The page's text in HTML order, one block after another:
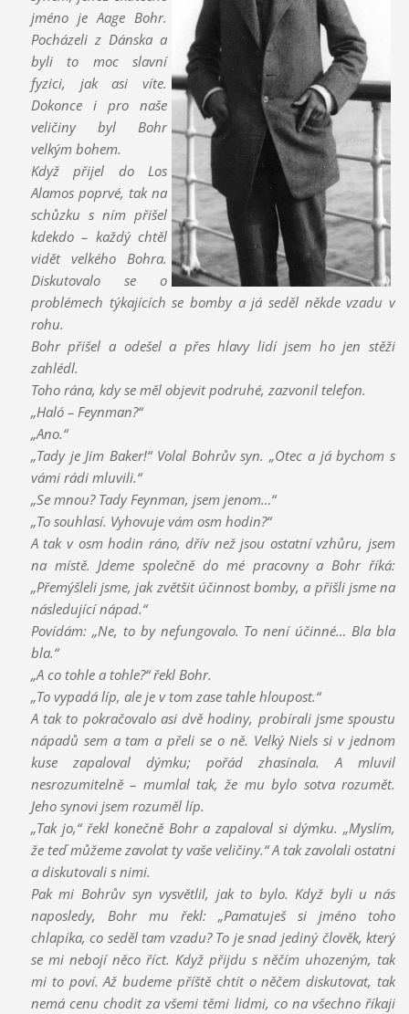
jméno je Aage Bohr.
Pocházeli z Dánska a
byli to moc slavní
fyzici, jak asi víte.
Dokonce i pro naše
veličiny byl Bohr
velkým bohem.
Když přijel do Los
Alamos poprvé, tak na
schůzku s ním přišel
kdekdo – každý chtěl
vidět velkého Bohra.
Diskutovalo se o
problémech týkajících se bomby a já seděl někde vzadu v
rohu.
Bohr přišel a odešel a přes hlavy lidí jsem ho jen stěží
zahlédl.
Toho rána, kdy se měl objevit podruhé, zazvonil telefon.
„Haló – Feynman?“
„Ano.“
„Tady je Jim Baker!“ Volal Bohrův syn. „Otec a já bychom s
vámi rádi mluvili.“
„Se mnou? Tady Feynman, jsem jenom…“
„To souhlasí. Vyhovuje vám osm hodin?“
A tak v osm hodin ráno, dřív než jsou ostatní vzhůru, jsem
na místě. Jdeme společně do mé pracovny a Bohr říká:
„Přemýšleli jsme, jak zvětšit účinnost bomby, a přišli jsme na
následující nápad.“
Povídám: „Ne, to by nefungovalo. To není účinné… Bla bla
bla.“
„A co tohle a tohle?“ řekl Bohr.
„To vypadá líp, ale je v tom zase tahle hloupost.“
A tak to pokračovalo asi dvě hodiny, probírali jsme spoustu
nápadů sem a tam a přeli se o ně. Velký Niels si v jednom
kuse zapaloval dýmku; pořád zhasínala. A mluvil
nesrozumitelně – mumlal tak, že mu bylo sotva rozumět.
Jeho synovi jsem rozuměl líp.
„Tak jo,“ řekl konečně Bohr a zapaloval si dýmku. „Myslím,
že teď můžeme zavolat ty vaše veličiny.“ A tak zavolali ostatní
a diskutovali s nimi.
Pak mi Bohrův syn vysvětlil, jak to bylo. Když byli u nás
naposledy, Bohr mu řekl: „Pamatuješ si jméno toho
chlapíka, co seděl tam vzadu? To je snad jediný člověk, který
se mi nebojí něco říct. Když přijdu s něčím uhozeným, tak
mi to poví. Až budeme příště chtít o něčem diskutovat, tak
nemá cenu chodit za všemi těmi lidmi, co na všechno říkají